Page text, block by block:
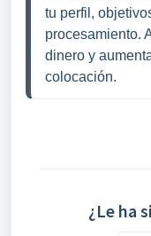
tu perfil,
procesamiento.
dinero y
colocación.
¿Le ha